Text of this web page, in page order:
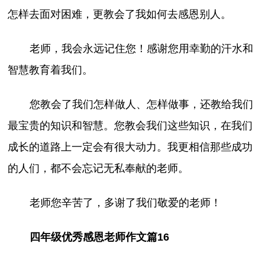
怎样去面对困难，更教会了我如何去感恩别人。
老师，我会永远记住您！感谢您用幸勤的汗水和
智慧教育着我们。
您教会了我们怎样做人、怎样做事，还教给我们
最宝贵的知识和智慧。您教会我们这些知识，在我们
成长的道路上一定会有很大动力。我更相信那些成功
的人们，都不会忘记无私奉献的老师。
老师您辛苦了，多谢了我们敬爱的老师！
四年级优秀感恩老师作文篇16